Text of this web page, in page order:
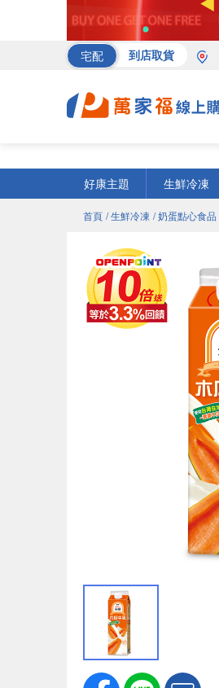
宅配 到店取貨
好康主題
生鮮冷凍
首頁 / 生鮮冷凍 / 奶蛋點心食品